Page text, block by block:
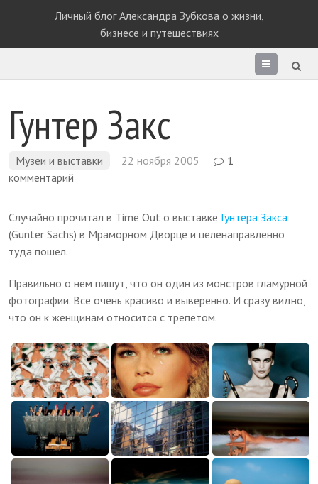
Личный блог Александра Зубкова о жизни,
бизнесе и путешествиях
Гунтер Закс
Музеи и выставки 22 ноября 2005
1
комментарий
Случайно прочитал в Time Out о выставке Гунтера Закса
(Gunter Sachs) в Мраморном Дворце и целенаправленно
туда пошел.
Правильно о нем пишут, что он один из монстров гламурной
фотографии. Все очень красиво и выверенно. И сразу видно,
что он к женщинам относится с трепетом.